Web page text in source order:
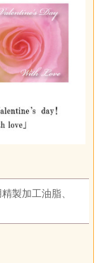
製加工油脂、